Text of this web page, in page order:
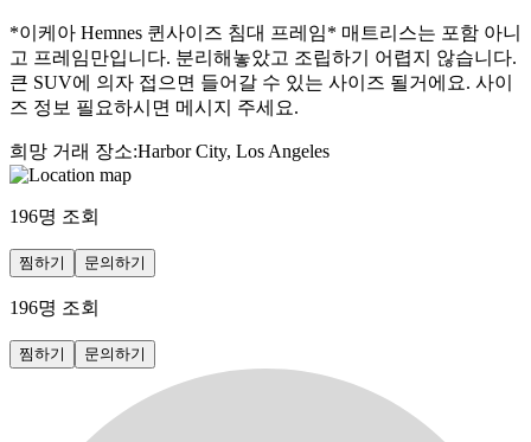
*이케아 Hemnes 퀸사이즈 침대 프레임* 매트리스는 포함 아니
고 프레임만입니다. 분리해놓았고 조립하기 어렵지 않습니다.
큰 SUV에 의자 접으면 들어갈 수 있는 사이즈 될거에요. 사이
즈 정보 필요하시면 메시지 주세요.
희망 거래 장소:Harbor City, Los Angeles
196명 조회
찜하기 문의하기
196명 조회
찜하기 문의하기